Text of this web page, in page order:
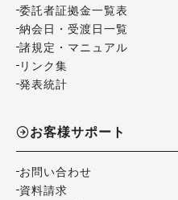
委託者証拠金一覧表
納会日・受渡日一覧
諸規定・マニュアル
リンク集
発表統計
お客様サポート
お問い合わせ
資料請求